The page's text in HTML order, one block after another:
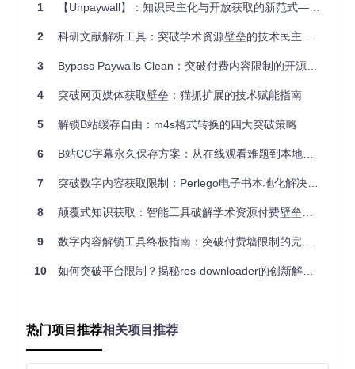
智能识别与一键下载
Internet Archive Downloader能够自动检测页面内容，智能识
需进行复杂的设置，只需点击下载按钮即可开始下载。
跨平台支持
该工具兼容Chrome和Firefox两大主流浏览器，以及其他基于
Chromium的浏览器如Edge、Brave等，确保用户在不同的平
台上都能顺利使用。
标准质量和压缩版本。高质量适合学术研究和长期保存，标准
对于多卷本或系列书籍，Internet Archive Downloader支持批
应用场景矩阵：按用户类型分类
1 【Unpaywall】：知识民主化与开放获取的新范式——如何突破学术资源壁垒？这款开源工具给出新答案
2 科研文献解析工具：突破学术资源壁垒的技术民主化实践
3 Bypass Paywalls Clean：突破付费内容限制的开源解决方案
4 突破网页媒体获取壁垒：猫抓扩展的技术赋能指南
5 解锁B站缓存自由：m4s格式转换的四大突破策略
6 B站CC字幕永久保存方案：从在线观看难题到本地化解决方案
7 突破数字内容获取限制：Perlego电子书本地化解决方案
8 颠覆式知识获取：智能工具破解学术资源付费壁垒的创新方案
9 数字内容解锁工具终极指南：突破付费墙限制的完整教程
10 如何突破平台限制？揭秘res-downloader的创新解决方案
热门项目推荐相关项目推荐